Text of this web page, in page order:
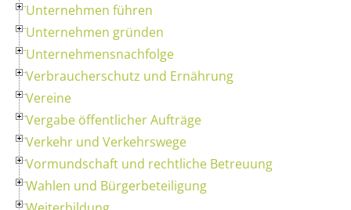
Unternehmen führen
Unternehmen gründen
Unternehmensnachfolge
Verbraucherschutz und Ernährung
Vereine
Vergabe öffentlicher Aufträge
Verkehr und Verkehrswege
Vormundschaft und rechtliche Betreuung
Wahlen und Bürgerbeteiligung